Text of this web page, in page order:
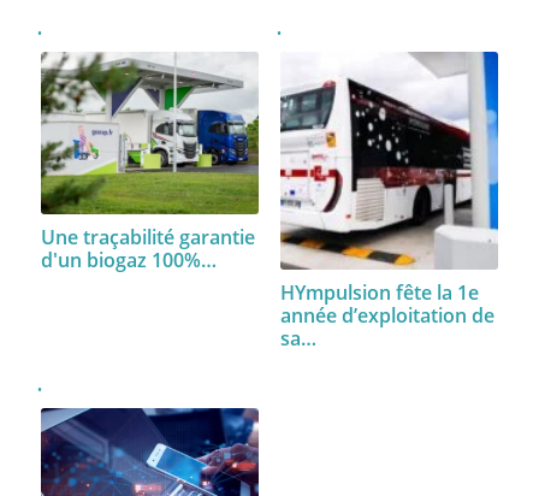
Une traçabilité garantie
d'un biogaz 100%…
HYmpulsion fête la 1e
année d’exploitation de
sa…